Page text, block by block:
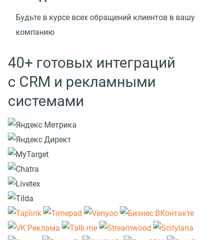
Будьте в курсе всех обращений клиентов в вашу
компанию
40+ готовых интеграций
с CRM и рекламными
системами